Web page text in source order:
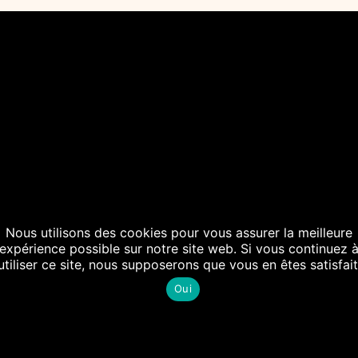
Nous utilisons des cookies pour vous assurer la meilleure
expérience possible sur notre site web. Si vous continuez à
ce site, nous supposerons que vous en êtes
Oui